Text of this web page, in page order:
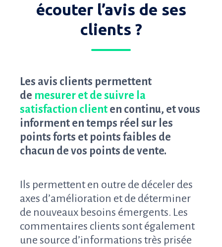
écouter l’avis de ses
clients ?
Les avis clients permettent
de mesurer et de suivre la
satisfaction client en continu, et vous
informent en temps réel sur les
points forts et points faibles de
chacun de vos points de vente.
Ils permettent en outre de déceler des
axes d’amélioration et de déterminer
de nouveaux besoins émergents. Les
commentaires clients sont également
une source d’informations très prisée